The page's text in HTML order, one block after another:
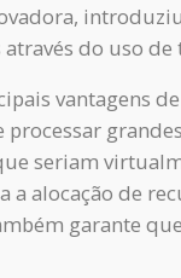
do uso de
vantagens
processar
seriam
a alocação de
garante